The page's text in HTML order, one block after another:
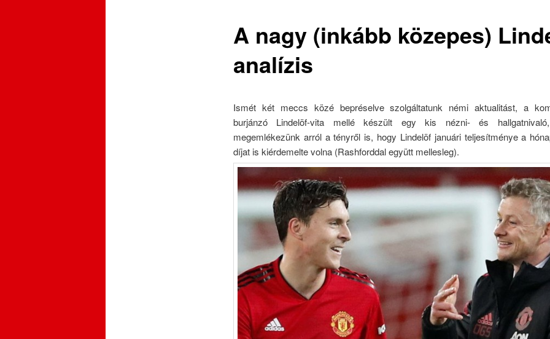
A nagy (inkább közepes)
analízis
Ismét két meccs közé bepréselve szolgáltatunk némi aktualitást, a
burjánzó Lindelöf-vita mellé készült egy kis nézni- és
megemlékezünk arról a tényről is, hogy Lindelöf januári teljesítménye a
díjat is kiérdemelte volna (Rashforddal együtt mellesleg).